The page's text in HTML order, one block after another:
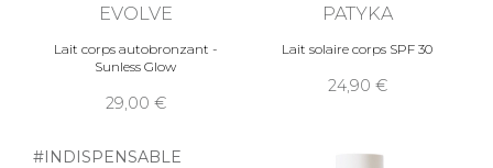
EVOLVE
Lait corps autobronzant -
Sunless Glow
29,00
PATYKA
Lait solaire corps SPF 30
24,90
#INDISPENSABLE